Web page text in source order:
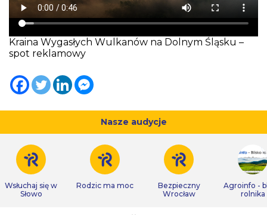
Kraina Wygasłych Wulkanów na Dolnym Śląsku –
spot reklamowy
Nasze audycje
Wsłuchaj się w
Słowo
Rodzic ma moc
Bezpieczny
Wrocław
Agroinfo -
rolnika